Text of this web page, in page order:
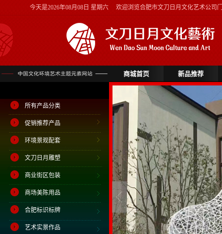
今天是2026年08月08日 星期六 欢迎浏览合肥市文刀日月文化艺术公司
商城首页 新品推荐
所有产品分类
促销推荐产品
环境景观配套
文刀日月雕塑
商业街区包装
商场美陈用品
合肥标识标牌
艺术实景作品